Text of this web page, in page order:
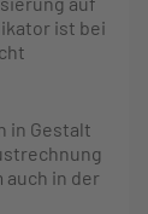
ist bei
in Gestalt
in der